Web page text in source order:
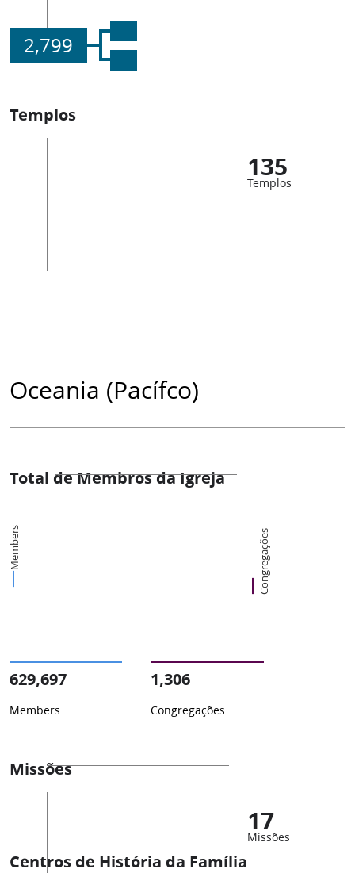
2,799
Templos
135
Templos
Oceania (Pacífco)
Total de Membros da Igreja
Members Congregações
629,697
Members
1,306
Congregações
Missões
17
Missões
Centros de História da Família